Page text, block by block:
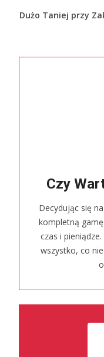
Dużo Taniej przy
Czy
Decydując się
kompletną
czas i
wszystko, co